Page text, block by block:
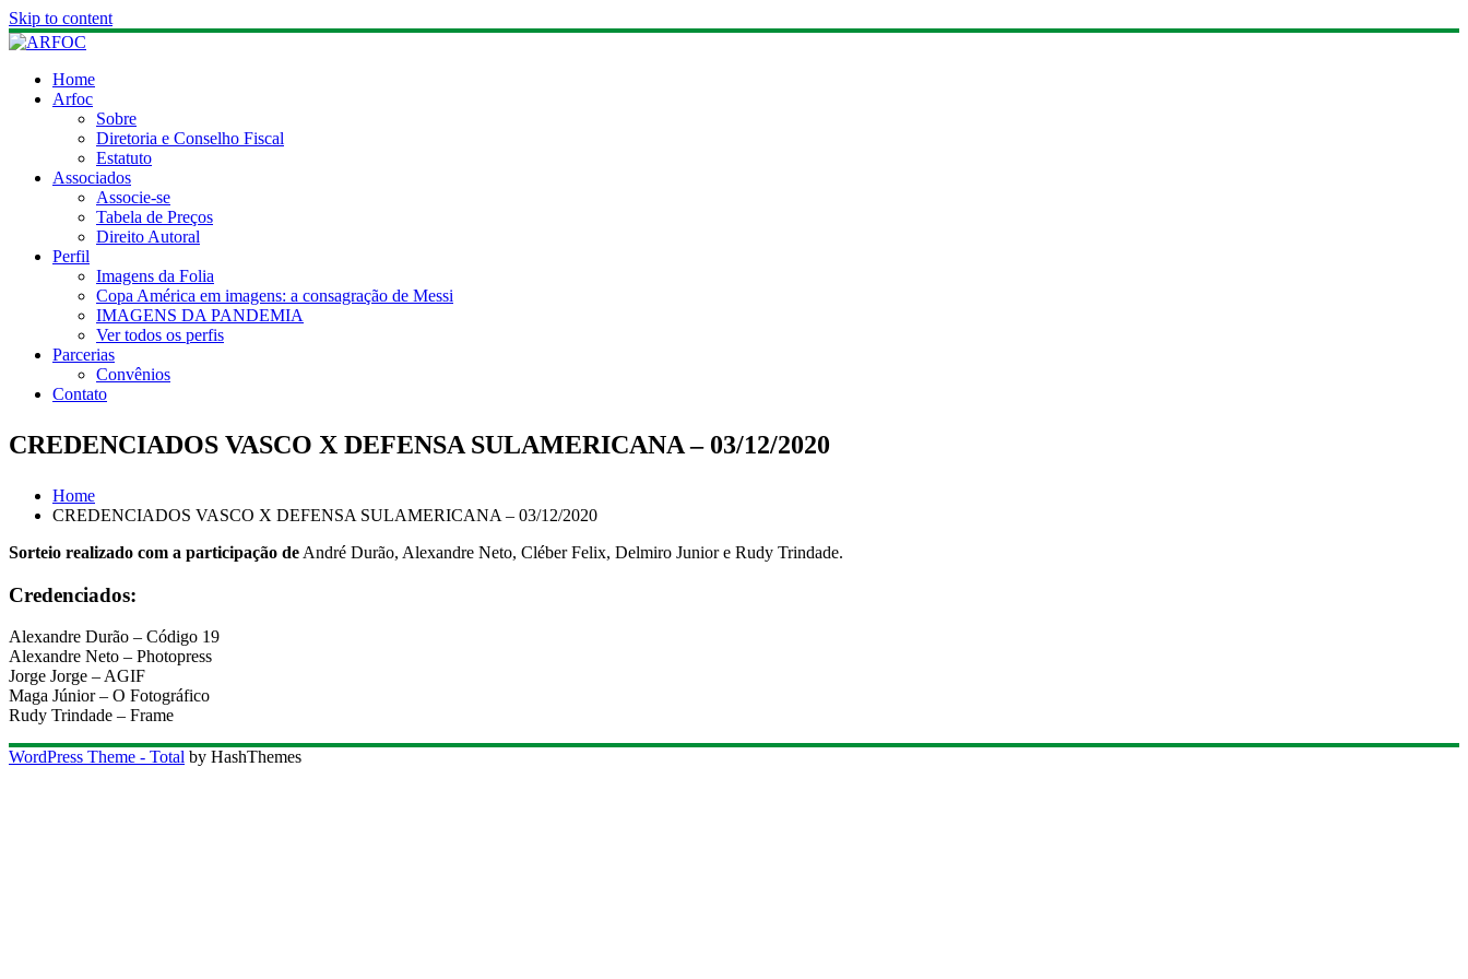
Skip to content
Home
Arfoc
Sobre
Diretoria e Conselho Fiscal
Estatuto
Associados
Associe-se
Tabela de Preços
Direito Autoral
Perfil
Imagens da Folia
Copa América em imagens: a consagração de Messi
IMAGENS DA PANDEMIA
Ver todos os perfis
Parcerias
Convênios
Contato
CREDENCIADOS VASCO X DEFENSA SULAMERICANA – 03/12/2020
Home
CREDENCIADOS VASCO X DEFENSA SULAMERICANA – 03/12/2020
Sorteio realizado com a participação de André Durão, Alexandre Neto, Cléber Felix, Delmiro Junior e Rudy Trindade.
Credenciados:
Alexandre Durão – Código 19
Alexandre Neto – Photopress
Jorge Jorge – AGIF
Maga Júnior – O Fotográfico
Rudy Trindade – Frame
WordPress Theme - Total by HashThemes